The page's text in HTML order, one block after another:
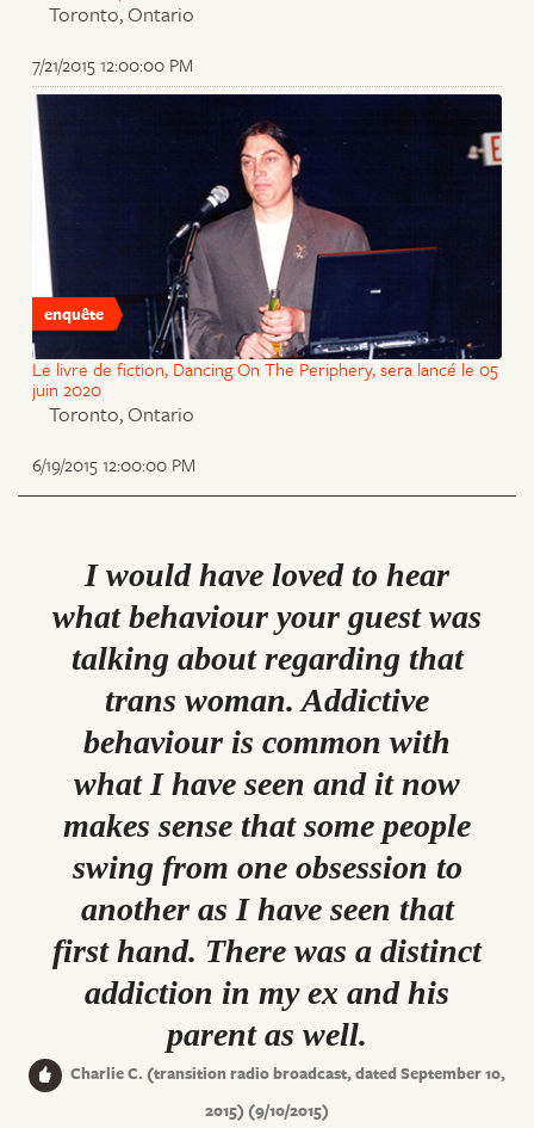
Toronto, Ontario
7/21/2015 12:00:00 PM
enquête
Le livre de fiction, Dancing On The Periphery, sera lancé le 05
juin 2020
Toronto, Ontario
6/19/2015 12:00:00 PM
I would have loved to hear
what behaviour your guest was
talking about regarding that
trans woman. Addictive
behaviour is common with
what I have seen and it now
makes sense that some people
swing from one obsession to
another as I have seen that
first hand. There was a distinct
addiction in my ex and his
parent as well.
Charlie C. (transition radio broadcast, dated September 10,
2015) (9/10/2015)